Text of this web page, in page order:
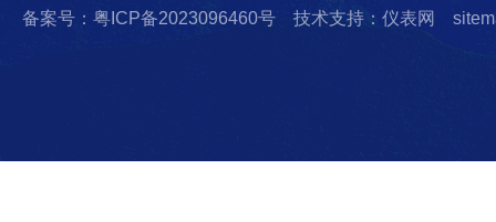
备案号：粤ICP备2023096460号 技术支持：仪表网